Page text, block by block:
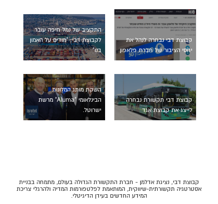
קבוצת דבי נבחרה לנהל את
יחסי הציבור של חברת פלאפון
התקציב של נמל חיפה עובר
לקבוצת דבי: "מודים על האמון
בנו"
קבוצת דבי תקשורת נבחרה
לייצג את קבוצת אגד
השקת מותג המלונות
הבינלאומי "Aluma" מרשת
ישרוטל.
קבוצת דבי, נציגת אדלמן - חברת התקשורת הגדולה בעולם, מתמחה בבניית
אסטרטגיה תקשורתית-שיווקית, המותאמת לפלטפורמות המדיה ולהרגלי צריכת
המידע החדשים בעידן הדיגיטלי.